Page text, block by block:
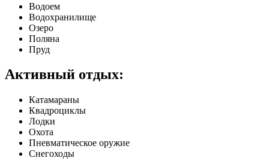
Водоем
Водохранилище
Озеро
Поляна
Пруд
Активный отдых:
Катамараны
Квадроциклы
Лодки
Охота
Пневматическое оружие
Снегоходы